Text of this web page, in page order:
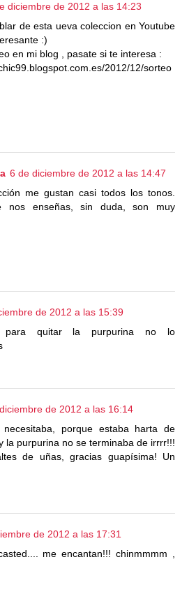
diciembre de 2012 a las 14:23
de esta ueva coleccion en Youtube
:)
en mi blog , pasate si te interesa :
2012/12/sorteo
6 de diciembre de 2012 a las 14:47
me gustan casi todos los tonos.
nos enseñas, sin duda, son muy
de 2012 a las 15:39
para quitar la purpurina no lo
de 2012 a las 16:14
porque estaba harta de
la purpurina no se terminaba de irrrr!!!
de uñas, gracias guapísima! Un
de 2012 a las 17:31
me encantan!!! chinmmmm ,